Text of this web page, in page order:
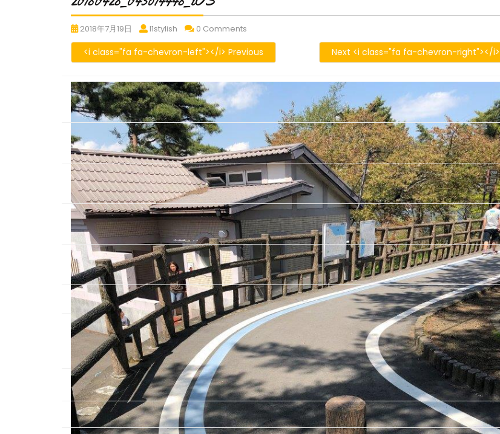
2018年7月19日 20180428_043614448_iOS
l1stylish 20180428_043614448_iOS
0 Comments
<i class="fa fa-chevron-left"></i> Previous Next <i class="fa fa-chevron-right"></i>